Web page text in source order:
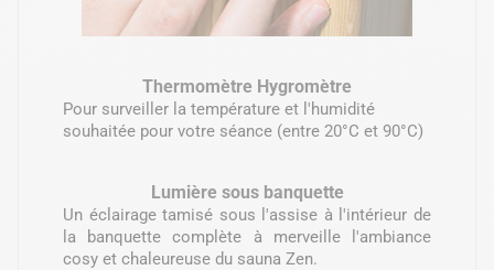
Thermomètre Hygromètre
Pour surveiller la température et l'humidité
souhaitée pour votre séance (entre 20°C et 90°C)
Lumière sous banquette
Un éclairage tamisé sous l'assise à l'intérieur de
la banquette complète à merveille l'ambiance
cosy et chaleureuse du sauna Zen.